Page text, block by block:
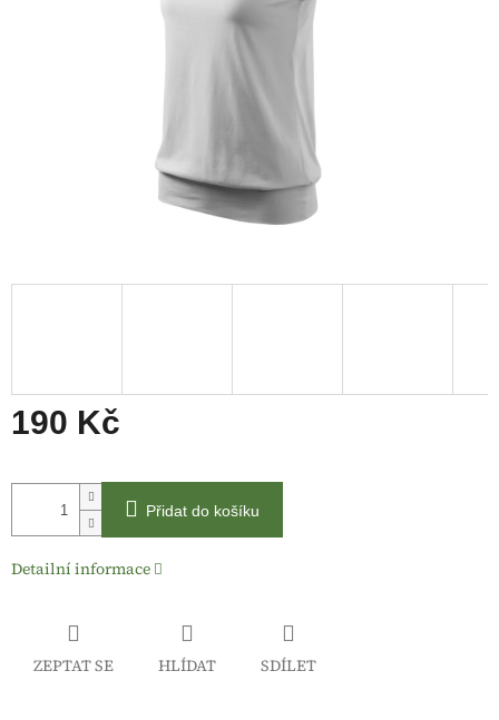
190 Kč
cena:
Přidat do košíku
Detailní informace
ZEPTAT SE HLÍDAT SDÍLET